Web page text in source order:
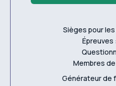
Sièges pour
Épreuves :
Membres
Générateur de